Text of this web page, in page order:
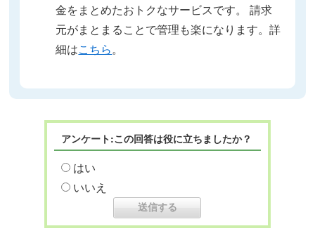
金をまとめたおトクなサービスです。 請求
元がまとまることで管理も楽になります。詳
細はこちら。
アンケート:この回答は役に立ちましたか？
はい
いいえ